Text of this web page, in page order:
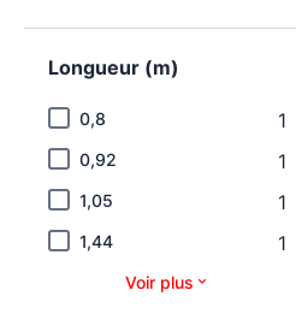
Longueur (m)
0,8 1
0,92 1
1,05 1
1,44 1
Voir plus